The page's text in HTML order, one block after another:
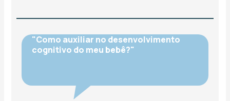
"Como auxiliar no desenvolvimento
cognitivo do meu bebê?"